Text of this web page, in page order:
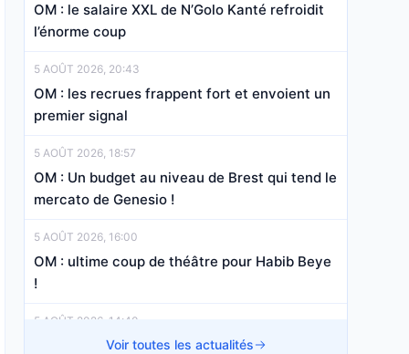
OM : le salaire XXL de N’Golo Kanté refroidit
l’énorme coup
5 AOÛT 2026, 20:43
OM : les recrues frappent fort et envoient un
premier signal
5 AOÛT 2026, 18:57
OM : Un budget au niveau de Brest qui tend le
mercato de Genesio !
5 AOÛT 2026, 16:00
OM : ultime coup de théâtre pour Habib Beye
!
5 AOÛT 2026, 14:40
OM Mercato : Lago sur le départ, Genesio a
Voir toutes les actualités